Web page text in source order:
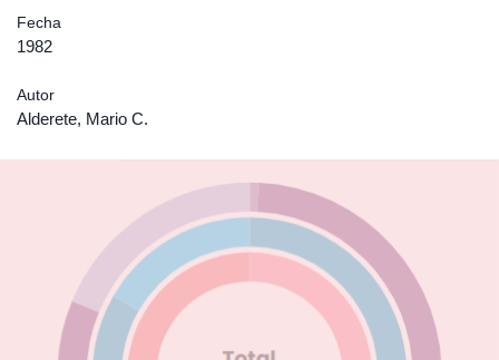
Fecha
1982
Autor
Alderete, Mario C.